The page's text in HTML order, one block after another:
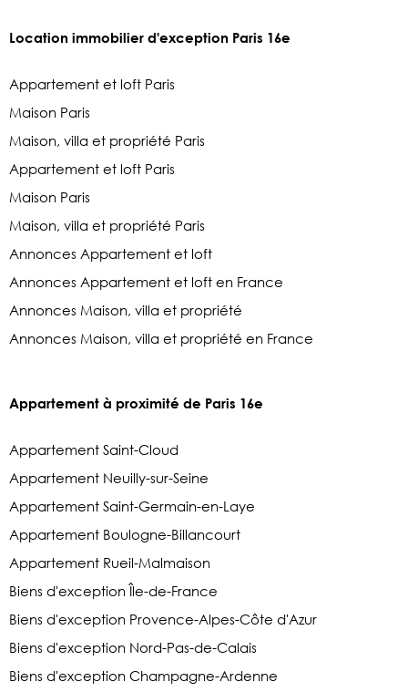
Location immobilier d'exception Paris 16e
Appartement et loft Paris
Maison Paris
Maison, villa et propriété Paris
Appartement et loft Paris
Maison Paris
Maison, villa et propriété Paris
Annonces Appartement et loft
Annonces Appartement et loft en France
Annonces Maison, villa et propriété
Annonces Maison, villa et propriété en France
Appartement à proximité de Paris 16e
Appartement Saint-Cloud
Appartement Neuilly-sur-Seine
Appartement Saint-Germain-en-Laye
Appartement Boulogne-Billancourt
Appartement Rueil-Malmaison
Biens d'exception Île-de-France
Biens d'exception Provence-Alpes-Côte d'Azur
Biens d'exception Nord-Pas-de-Calais
Biens d'exception Champagne-Ardenne